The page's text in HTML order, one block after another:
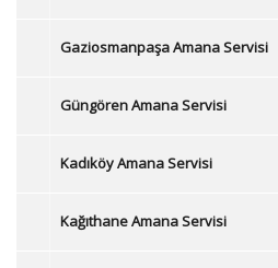
Gaziosmanpaşa Amana Servisi
Güngören Amana Servisi
Kadıköy Amana Servisi
Kağıthane Amana Servisi